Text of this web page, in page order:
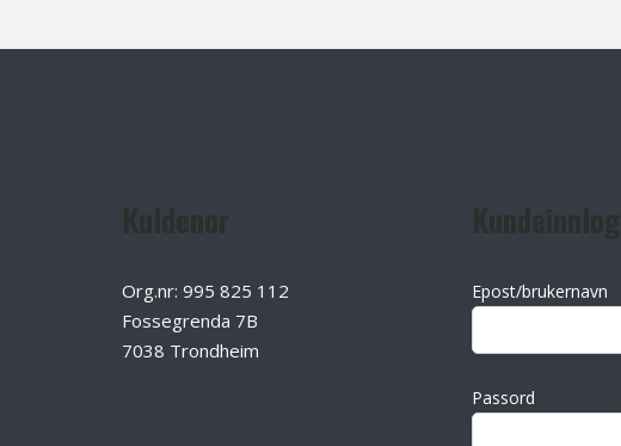
Org.nr: 995 825 112
Fossegrenda 7B
7038 Trondheim
Epost/brukernavn
Passord